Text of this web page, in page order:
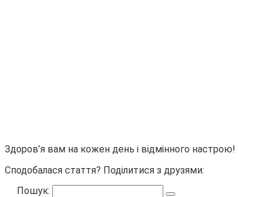
Здоров’я вам на кожен день і відмінного настрою!
Сподобалася стаття? Поділитися з друзями:
Пошук: